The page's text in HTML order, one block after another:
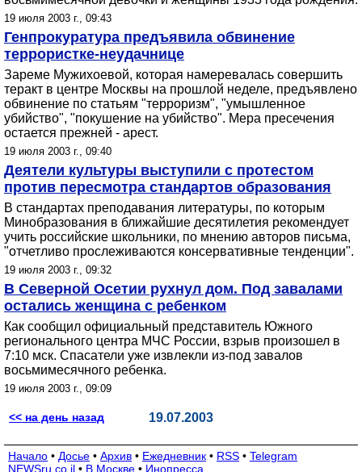
19 июля 2003 г., 09:43
Генпрокуратура предъявила обвинение
террористке-неудачнице
Зареме Мужихоевой, которая намеревалась совершить
теракт в центре Москвы на прошлой неделе, предъявлено
обвинение по статьям "терроризм", "умышленное
убийство", "покушение на убийство". Мера пресечения
остается прежней - арест.
19 июля 2003 г., 09:40
Деятели культуры выступили с протестом
против пересмотра стандартов образования
В стандартах преподавания литературы, по которым
Минобразования в ближайшие десятилетия рекомендует
учить российские школьники, по мнению авторов письма,
"отчетливо прослеживаются консервативные тенденции".
19 июля 2003 г., 09:32
В Северной Осетии рухнул дом. Под завалами
остались женщина с ребенком
Как сообщил официальный представитель Южного
регионального центра МЧС России, взрыв произошел в
7:10 мск. Спасатели уже извлекли из-под завалов
восьмимесячного ребенка.
19 июля 2003 г., 09:09
<< на день назад 19.07.2003
Начало • Досье • Архив • Ежедневник • RSS • Telegram
NEWSru.co.il • В Москве • Инопресса